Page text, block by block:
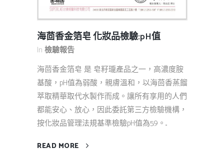
海茴香金箔皂 化妝品檢驗:pH值
In 檢驗報告
海茴香金箔皂 是 皂籽瓏產品之一，高濃度胺
基酸，pH值為弱酸，親膚溫和，以海茴香蒸餾
萃取精華取代水製作而成。讓所有享用的人們
都能安心、放心，因此委託第三方檢驗機構，
按化妝品管理法規基準檢驗pH值為5.9。...
READ MORE